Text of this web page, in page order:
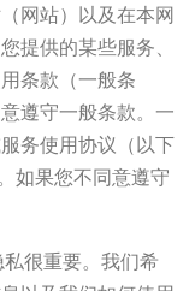
网站）以及在本网
提供的某些服务、
条款（一般条
遵守一般条款。一
务使用协议（以下
如果您不同意遵守
很重要。我们希